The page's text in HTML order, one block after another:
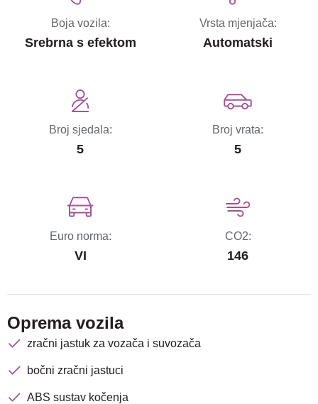
Boja vozila:
Srebrna s efektom
Vrsta mjenjača:
Automatski
Broj sjedala:
5
Broj vrata:
5
Euro norma:
VI
CO2:
146
Oprema vozila
zračni jastuk za vozača i suvozača
bočni zračni jastuci
ABS sustav kočenja